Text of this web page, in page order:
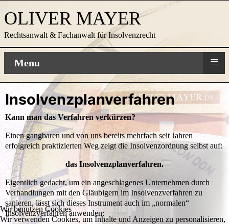
OLIVER MAYER
Rechtsanwalt & Fachanwalt für Insolvenzrecht
Menu ≡
Insolvenzplanverfahren
Kann man das Verfahren verkürzen?
Einen gangbaren und von uns bereits mehrfach seit Jahren
erfolgreich praktizierten Weg zeigt die Insolvenzordnung selbst auf:
das Insolvenzplanverfahren.
Eigentlich gedacht, um ein angeschlagenes Unternehmen durch
Verhandlungen mit den Gläubigern im Insolvenzverfahren zu
sanieren, lässt sich dieses Instrument auch im „normalen“
Insolvenzverfahren anwenden:
Wir benutzen Cookies
Wir verwenden Cookies, um Inhalte und Anzeigen zu personalisieren,